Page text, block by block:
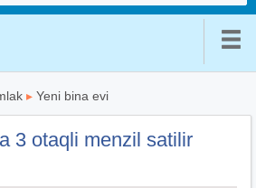
▸ Yeni bina evi
3 otaqli menzil satilir